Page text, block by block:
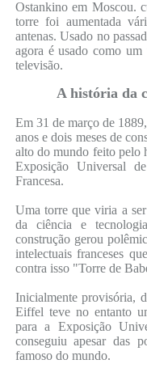
Ostankino em Moscou.
torre foi aumentada
antenas. Usado no
agora é usado como um
televisão.
A história da
Em 31 de março de
anos e dois meses de
alto do mundo feito pelo
Exposição Universal
Francesa.
Uma torre que viria a
da ciência e
construção gerou
intelectuais franceses
contra isso "Torre de
Inicialmente provisória,
Eiffel teve no entanto
para a Exposição
conseguiu apesar das
famoso do mundo.